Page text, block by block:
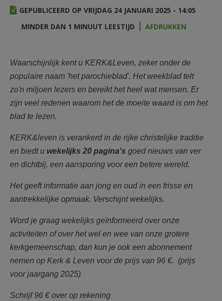
AANMELDEN OF REGISTREREN
GEPUBLICEERD OP VRIJDAG 24 JANUARI 2025 - 14:05
MINDER DAN 1 MINUUT LEESTIJD
AFDRUKKEN
Waarschijnlijk kent u KERK&Leven, zeker onder de
populaire naam 'het parochieblad'. Het weekblad telt
zo'n miljoen lezers en bereikt het heel wat mensen. Er
zijn veel redenen waarom het de moeite waard is om het
blad te lezen.
KERK&leven is verankerd in de rijke christelijke traditie
en biedt u wekelijks 20 pagina's goed nieuws van ver
en dichtbij, een aansporing voor een betere wereld.
Het geeft informatie aan jong en oud in een frisse en
aantrekkelijke opmaak. Verschijnt wekelijks.
Word je graag wekelijks geïnformeerd over onze
activiteiten of over het wel en wee van onze grotere
kerkgemeenschap, dan kun je ook een abonnement
nemen op Kerk & Leven voor de prijs van 96 €. (prijs
voor jaargang 2025)
Schrijf 96 € over op rekening